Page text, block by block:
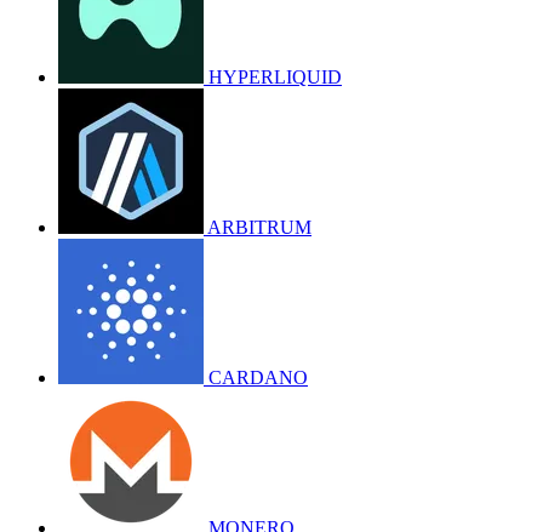
HYPERLIQUID
ARBITRUM
CARDANO